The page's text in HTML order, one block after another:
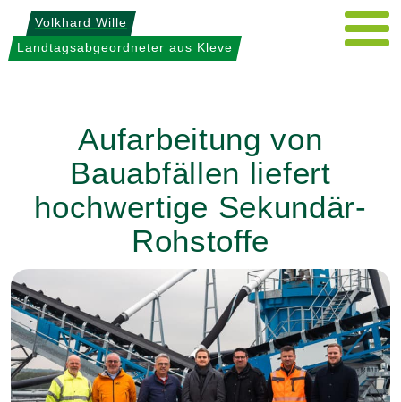
Weiter
zum
Inhalt
Volkhard Wille
Landtagsabgeordneter aus Kleve
Aufarbeitung von
Bauabfällen liefert
hochwertige Sekundär-
Rohstoffe